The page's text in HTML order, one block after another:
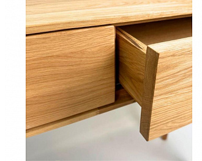
Тумбы прикроватные ГМ 8426-01
13 555 ₽
15 061 ₽
В корзину
-10%
Столовая
Буфеты и бары
Комоды для кухни
Лавки и скамьи
Полки и ящики
Столы кофейные и чайные
Столы квадратные из массива